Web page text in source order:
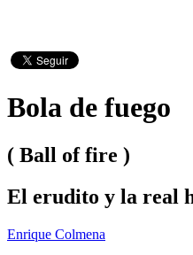
Bola de fuego
( Ball of fire )
El erudito y la real
Enrique Colmena